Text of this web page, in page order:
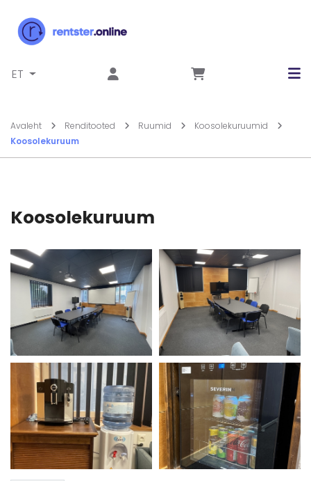
ET
Avaleht Renditooted Ruumid
Koosolekuruumid
Koosolekuruum
Koosolekuruum